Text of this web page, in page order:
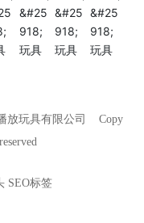
播放玩具有限公司 Copy
SEO标签